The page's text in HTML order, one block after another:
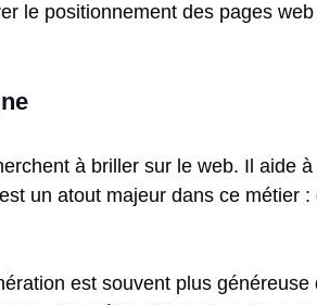
le positionnement des pages
à briller sur le web. Il aide
est un atout majeur dans ce métier
est souvent plus